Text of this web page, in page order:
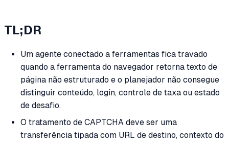
TL;DR
Um agente conectado a ferramentas fica travado
quando a ferramenta do navegador retorna texto de
página não estruturado e o planejador não consegue
distinguir conteúdo, login, controle de taxa ou estado
de desafio.
O tratamento de CAPTCHA deve ser uma
transferência tipada com URL de destino, contexto do